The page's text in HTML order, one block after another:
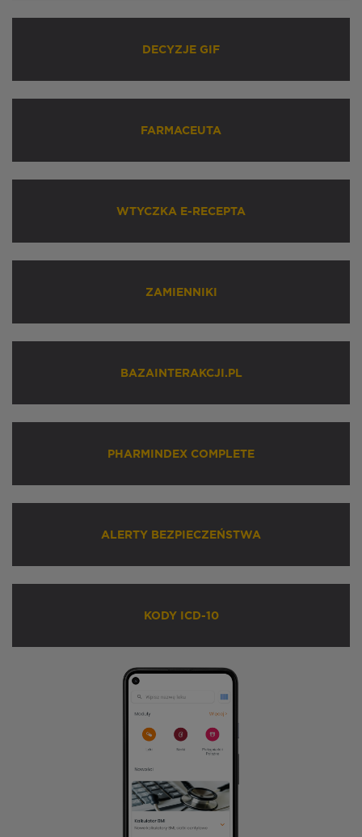
DECYZJE GIF
FARMACEUTA
WTYCZKA E-RECEPTA
ZAMIENNIKI
BAZAINTERAKCJI.PL
PHARMINDEX COMPLETE
ALERTY BEZPIECZEŃSTWA
KODY ICD-10